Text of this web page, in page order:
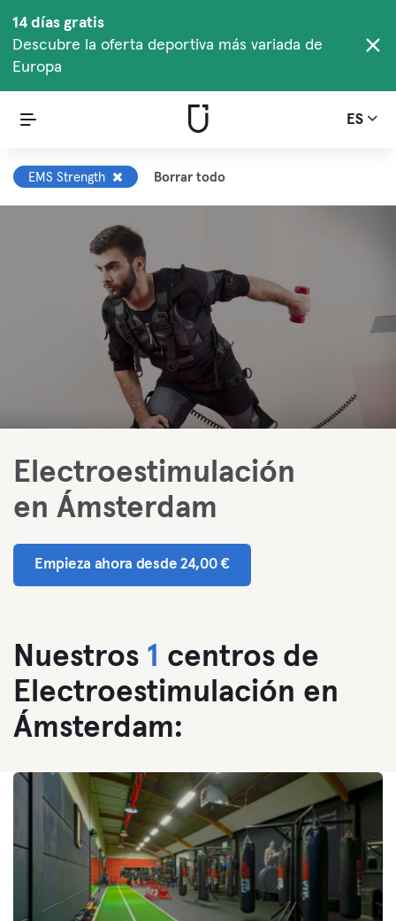
14 días gratis
Descubre la oferta deportiva más variada de
Europa
ES
EMS Strength Borrar todo
Electroestimulación
en Ámsterdam
Empieza ahora desde 24,00 €
Nuestros 1 centros de
Electroestimulación en
Ámsterdam: